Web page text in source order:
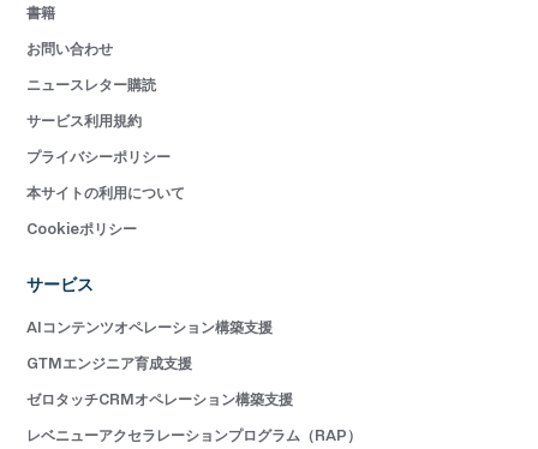
書籍
お問い合わせ
ニュースレター購読
サービス利用規約
プライバシーポリシー
本サイトの利用について
Cookieポリシー
サービス
AIコンテンツオペレーション構築支援
GTMエンジニア育成支援
ゼロタッチCRMオペレーション構築支援
レベニューアクセラレーションプログラム（RAP）